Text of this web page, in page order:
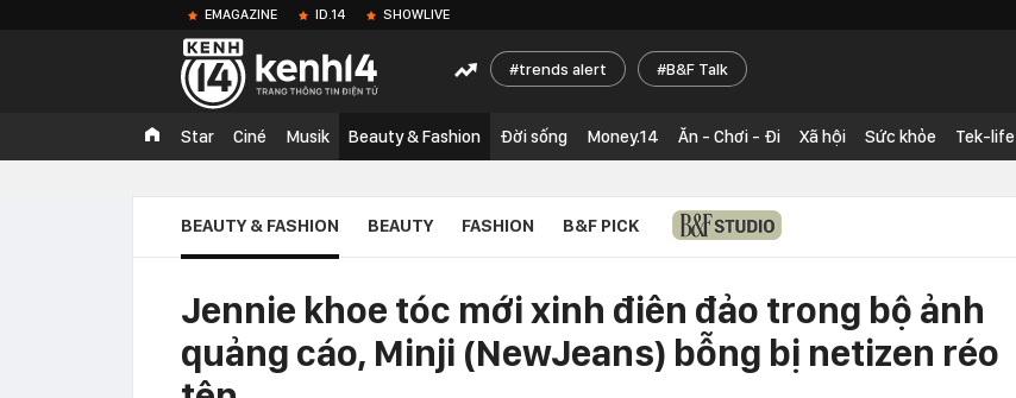
EMAGAZINE ID.14 SHOWLIVE
trends alert B&F Talk
Star Ciné Musik Beauty & Fashion Đời sống Money.14 Ăn - Chơi - Đi Xã hội Sức khỏe Tek-life
BEAUTY & FASHION BEAUTY FASHION B&F PICK
Jennie khoe tóc mới xinh điên đảo trong bộ ảnh
quảng cáo, Minji (NewJeans) bỗng bị netizen réo